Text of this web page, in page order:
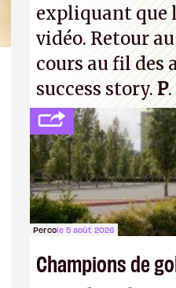
expliquant que
vidéo. Retour
cours au fil des
success story.P.
Percole 5 août 2026
Champions de